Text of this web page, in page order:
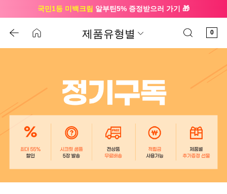
국민1등 미백크림 알부틴5% 증정받으러 가기 🎁
0
제품유형별